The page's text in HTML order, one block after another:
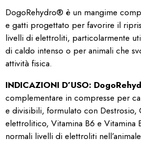
DogoRehydro® è un mangime
e gatti progettato per favorire il
livelli di elettroliti, particolarmente
di caldo intenso o per animali che
attività fisica.
INDICAZIONI D’USO:
complementare in compresse per
e divisibili, formulato con Destrosio,
elettrolitico, Vitamina B6 e Vitamina
normali livelli di elettroliti